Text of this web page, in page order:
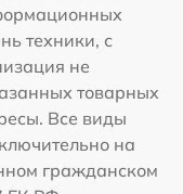
техники, с
не
товарных
Все виды
на
гражданском